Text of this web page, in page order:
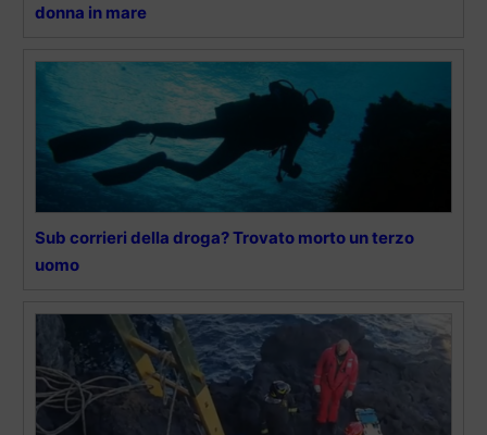
donna in mare
Sub corrieri della droga? Trovato morto un terzo
uomo